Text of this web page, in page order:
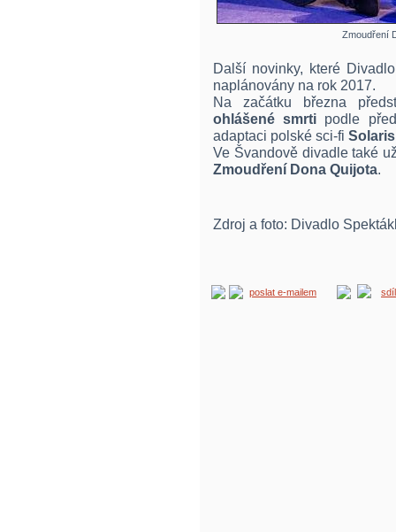
Zmoudření
Další novinky, které
naplánovány na rok 2017.
Na začátku března
ohlášené smrti podle
adaptaci polské sci-fi Solaris
Ve Švandově divadle také
Zmoudření Dona Quijota.
Zdroj a foto: Divadlo
poslat e-mailem